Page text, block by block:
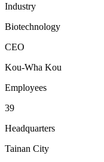
Industry
Biotechnology
CEO
Kou-Wha Kou
Employees
39
Headquarters
Tainan City